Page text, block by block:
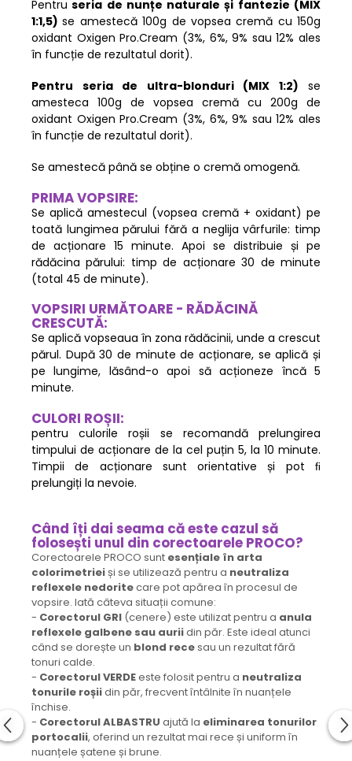
Pentru seria de nunțe naturale și fantezie (MIX
1:1,5) se amestecă 100g de vopsea cremă cu 150g
oxidant Oxigen Pro.Cream (3%, 6%, 9% sau 12% ales
în funcție de rezultatul dorit).
Pentru seria de ultra-blonduri (MIX 1:2) se
amesteca 100g de vopsea cremă cu 200g de
oxidant Oxigen Pro.Cream (3%, 6%, 9% sau 12% ales
în funcție de rezultatul dorit).
Se amestecă până se obține o cremă omogenă.
PRIMA VOPSIRE:
Se aplică amestecul (vopsea cremă + oxidant) pe
toată lungimea părului fără a neglija vârfurile: timp
de acționare 15 minute. Apoi se distribuie și pe
rădăcina părului: timp de acționare 30 de minute
(total 45 de minute).
VOPSIRI URMĂTOARE - RĂDĂCINĂ
CRESCUTĂ:
Se aplică vopseaua în zona rădăcinii, unde a crescut
părul. După 30 de minute de acționare, se aplică și
pe lungime, lăsând-o apoi să acționeze încă 5
minute.
CULORI ROȘII:
pentru culorile roșii se recomandă prelungirea
timpului de acționare de la cel puțin 5, la 10 minute.
Timpii de acționare sunt orientative și pot ﬁ
prelungiți la nevoie.
Când îți dai seama că este cazul să
folosești unul din corectoarele PROCO?
Corectoarele PROCO sunt esențiale în arta
colorimetrieiși se utilizează pentru a neutraliza
reflexele nedoritecare pot apărea în procesul de
vopsire. Iată câteva situații comune:
- Corectorul GRI (cenere) este utilizat pentru a anula
reflexele galbene sau auriidin păr. Este ideal atunci
când se dorește un blond recesau un rezultat fără
tonuri calde.
- Corectorul VERDEeste folosit pentru a neutraliza
tonurile roșiidin păr, frecvent întâlnite în nuanțele
închise.
- Corectorul ALBASTRU ajută la eliminarea tonurilor
portocalii, oferind un rezultat mai rece și uniform în
nuanțele șatene și brune.